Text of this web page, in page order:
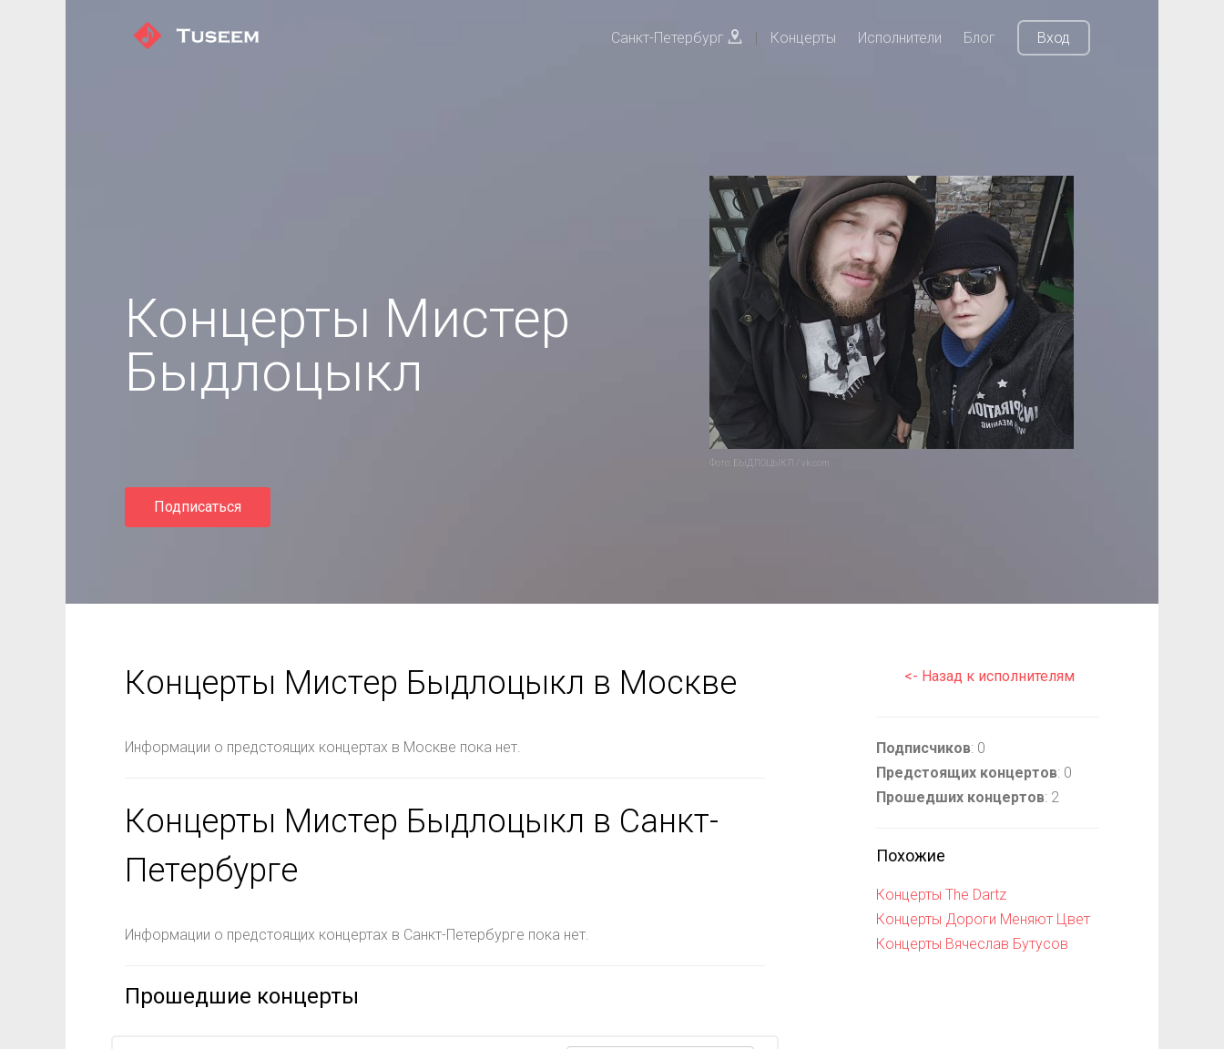
Санкт-Петербург | Концерты Исполнители Блог Вход
Концерты Мистер
Быдлоцыкл
Подписаться
Фото: БЫДЛОЦЫКЛ / vk.com
Концерты Мистер Быдлоцыкл в Москве
Информации о предстоящих концертах в Москве пока нет.
Концерты Мистер Быдлоцыкл в Санкт-
Петербурге
Информации о предстоящих концертах в Санкт-Петербурге пока нет.
Прошедшие концерты
<- Назад к исполнителям
Подписчиков: 0
Предстоящих концертов: 0
Прошедших концертов: 2
Похожие
Концерты The Dartz
Концерты Дороги Меняют Цвет
Концерты Вячеслав Бутусов